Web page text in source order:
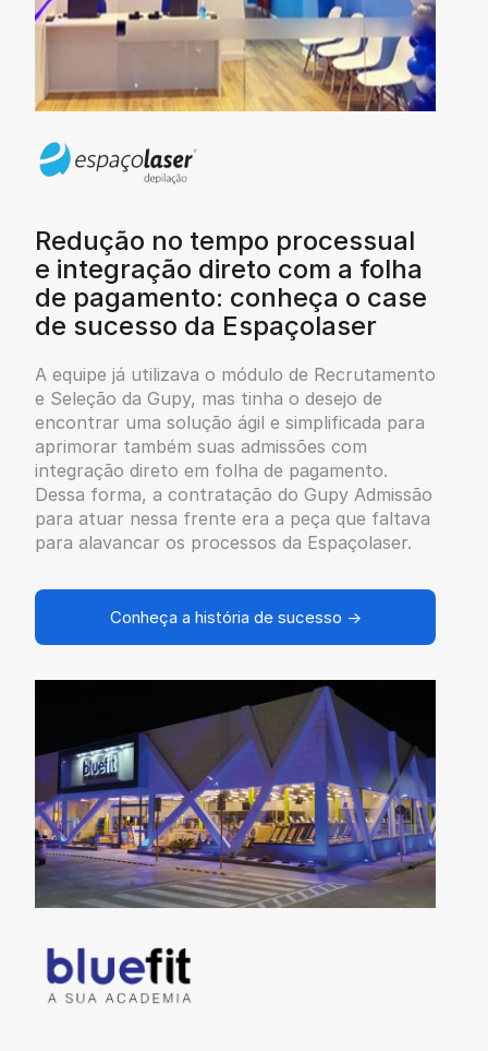
Redução no tempo processual
e integração direto com a folha
de pagamento: conheça o case
de sucesso da Espaçolaser
A equipe já utilizava o módulo de Recrutamento
e Seleção da Gupy, mas tinha o desejo de
encontrar uma solução ágil e simplificada para
aprimorar também suas admissões com
integração direto em folha de pagamento.
Dessa forma, a contratação do Gupy Admissão
para atuar nessa frente era a peça que faltava
para alavancar os processos da Espaçolaser.
Conheça a história de sucesso →